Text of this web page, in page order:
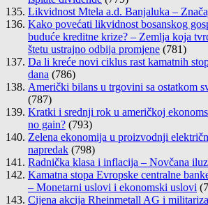
Likvidnost Mtela a.d. Banjaluka –
Kako povećati likvidnost bosanskog
buduće kreditne krize? – Zemlja koja
štetu ustrajno odbija promjene (781)
Da li kreće novi ciklus rast kamatnih
dana (786)
Američki bilans u trgovini sa ostatkom
(787)
Kratki i srednji rok u američkoj
no gain? (793)
Zelena ekonomija u proizvodnji
napredak (798)
Radnička klasa i inflacija – Novčana
Kamatna stopa Evropske centralne
– Monetarni uslovi i ekonomski uslovi
Cijena akcija Rheinmetall AG i